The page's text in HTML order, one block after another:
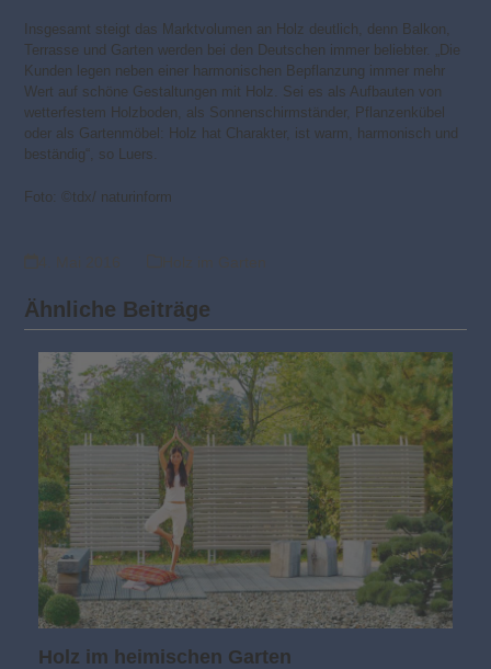
Insgesamt steigt das Marktvolumen an Holz deutlich, denn Balkon,
Terrasse und Garten werden bei den Deutschen immer beliebter. „Die
Kunden legen neben einer harmonischen Bepflanzung immer mehr
Wert auf schöne Gestaltungen mit Holz. Sei es als Aufbauten von
wetterfestem Holzboden, als Sonnenschirmständer, Pflanzenkübel
oder als Gartenmöbel: Holz hat Charakter, ist warm, harmonisch und
beständig“, so Luers.
Foto: ©tdx/ naturinform
Ähnliche Beiträge
Holz im heimischen Garten